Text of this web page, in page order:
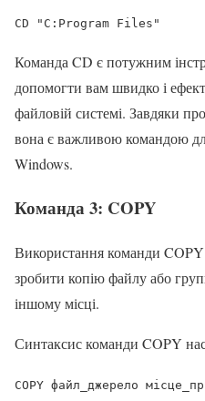
CD "C:Program Files"
Команда CD є потужним
допомогти вам швидко і
файловій системі. Завдяки
вона є важливою командою
Windows.
Команда 3: COPY
Використання команди
зробити копію файлу або
іншому місці.
Синтаксис команди COPY
COPY файл_джерело